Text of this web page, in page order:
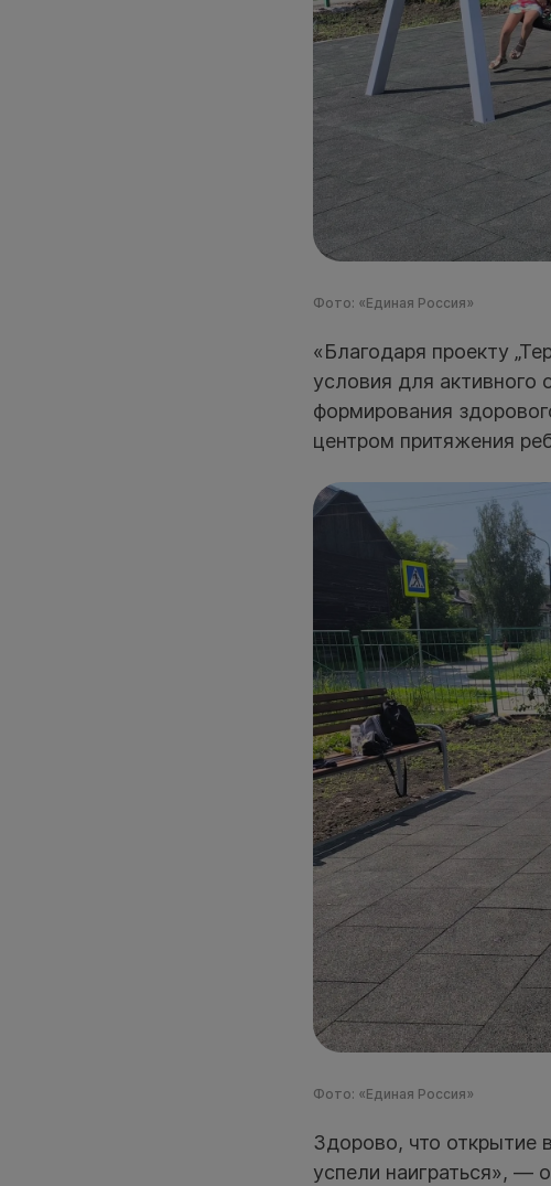
Фото: «Единая Россия»
«Благодаря проекту
условия для активного
формирования
центром притяжения
Фото: «Единая Россия»
Здорово, что открытие
успели наиграться», —